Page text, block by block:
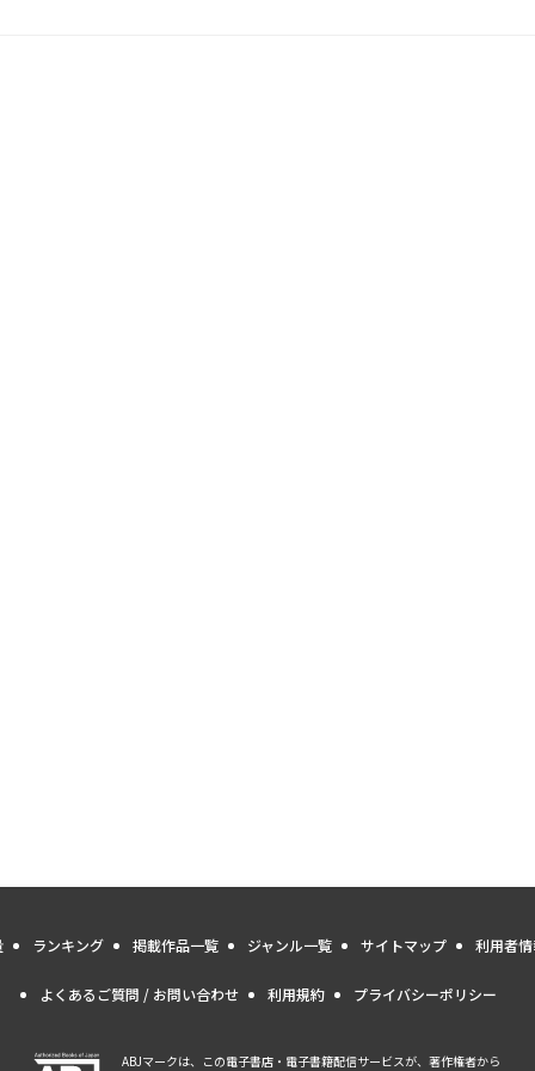
ランキング 掲載作品一覧 ジャンル一覧 サイトマップ 利用者
よくあるご質問 / お問い合わせ 利用規約 プライバシーポリシー
ABJマークは、この電子書店・電子書籍配信サービスが、著作権者から